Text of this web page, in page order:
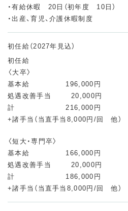
・有給休暇 20日（初年度 10日）
・出産、育児、介護休暇制度
初任給（2027年見込）
初任給
〈大卒〉
基本給 196,000円
処遇改善手当 20,000円
計 216,000円
+諸手当（当直手当8,000円/回 他）
〈短大・専門卒〉
基本給 166,000円
処遇改善手当 20,000円
計 186,000円
+諸手当（当直手当8,000円/回 他）